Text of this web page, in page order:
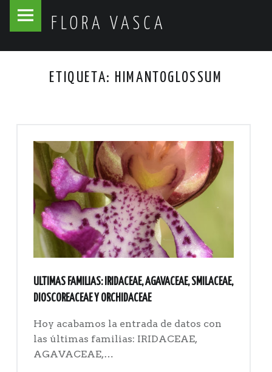
FLORA VASCA
Flora
Skip
ETIQUETA: HIMANTOGLOSSUM
ULTIMAS FAMILIAS: IRIDACEAE, AGAVACEAE, SMILACEAE,
DIOSCOREACEAE Y ORCHIDACEAE
Hoy acabamos la entrada de datos con
las últimas familias: IRIDACEAE,
AGAVACEAE,…